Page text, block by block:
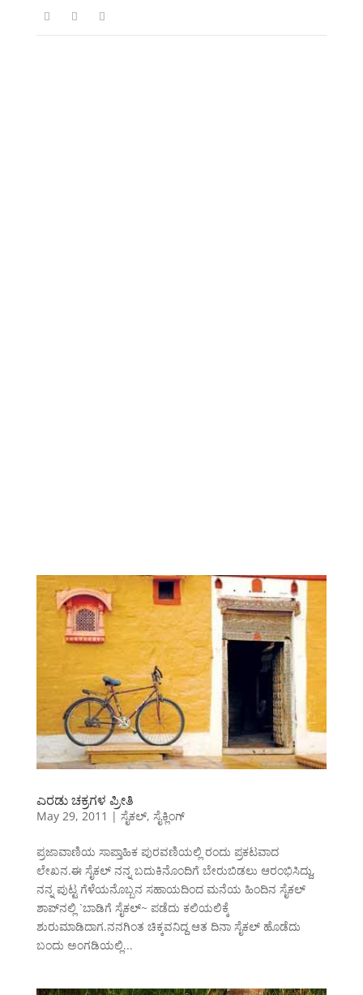
ಎರಡು ಚಕ್ರಗಳ ಪ್ರೀತಿ
May 29, 2011 | ಸೈಕಲ್, ಸೈಕ್ಲಿಂಗ್
ಪ್ರಜಾವಾಣಿಯ ಸಾಪ್ತಾಹಿಕ ಪುರವಣಿಯಲ್ಲಿ ರಂದು ಪ್ರಕಟವಾದ
ಲೇಖನ.ಈ ಸೈಕಲ್ ನನ್ನ ಬದುಕಿನೊಂದಿಗೆ ಬೇರುಬಿಡಲು ಆರಂಭಿಸಿದ್ದು,
ನನ್ನ ಪುಟ್ಟ ಗೆಳೆಯನೊಬ್ಬನ ಸಹಾಯದಿಂದ ಮನೆಯ ಹಿಂದಿನ ಸೈಕಲ್
ಶಾಪ್‌ನಲ್ಲಿ `ಬಾಡಿಗೆ ಸೈಕಲ್~ ಪಡೆದು ಕಲಿಯಲಿಕ್ಕೆ
ಶುರುಮಾಡಿದಾಗ.ನನಗಿಂತ ಚಿಕ್ಕವನಿದ್ದ ಆತ ದಿನಾ ಸೈಕಲ್ ಹೊಡೆದು
ಬಂದು ಅಂಗಡಿಯಲ್ಲಿ...